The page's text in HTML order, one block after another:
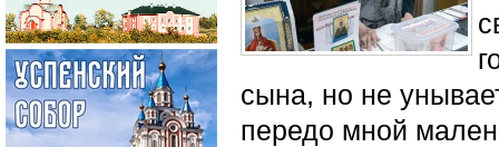
сына, но не
передо мной